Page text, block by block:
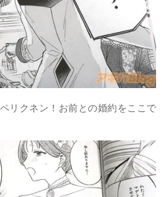
リクネン！お前との婚約をここで